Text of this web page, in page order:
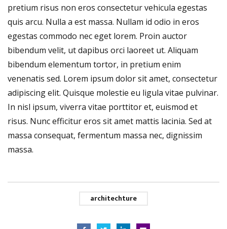
pretium risus non eros consectetur vehicula egestas
quis arcu. Nulla a est massa. Nullam id odio in eros
egestas commodo nec eget lorem. Proin auctor
bibendum velit, ut dapibus orci laoreet ut. Aliquam
bibendum elementum tortor, in pretium enim
venenatis sed. Lorem ipsum dolor sit amet, consectetur
adipiscing elit. Quisque molestie eu ligula vitae pulvinar.
In nisl ipsum, viverra vitae porttitor et, euismod et
risus. Nunc efficitur eros sit amet mattis lacinia. Sed at
massa consequat, fermentum massa nec, dignissim
massa.
architechture